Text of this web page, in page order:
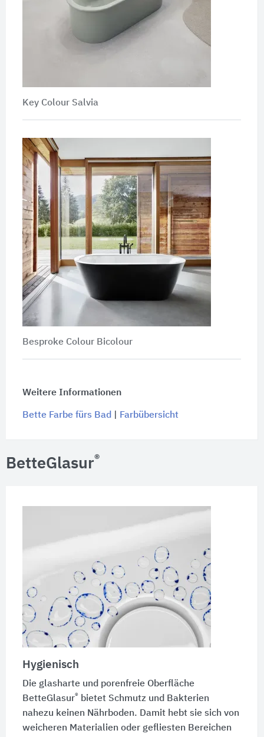
Key Colour Salvia
Besproke Colour Bicolour
Weitere Informationen
Bette Farbe fürs Bad| Farbübersicht
BetteGlasur®
Hygienisch
Die glasharte und porenfreie Oberfläche
BetteGlasur® bietet Schmutz und Bakterien
nahezu keinen Nährboden. Damit hebt sie sich von
weicheren Materialien oder gefliesten Bereichen